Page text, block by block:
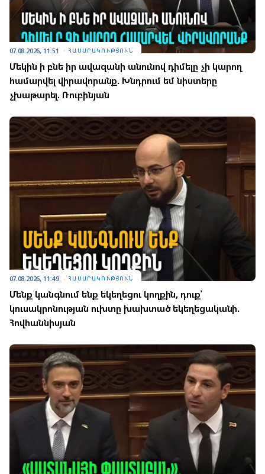
07.08.2026, 11:51 ՀԱՍԱՐԱԿՈՒԹՅՈՒՆ
Մեկին ի բնե իր ավազանի անունով դիմելը չի կարող
համարվել վիրավորանք. Խնդրում եմ նիստերը
չխաթարել. Ռուբինյան
07.08.2026, 11:49 ՀԱՍԱՐԱԿՈՒԹՅՈՒՆ
Մենք կանգնում ենք եկեղեցու կողքին, դուք՝
կուսակրոնության ուխտը խախտած եկեղեցականի.
Հովհաննիսյան